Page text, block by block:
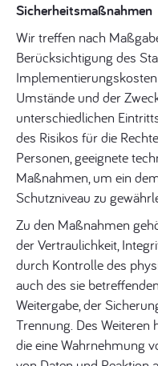
Sicherheitsmaßnahmen
Wir treffen nach
Berücksichtigung des
Umstände und der
unterschiedlichen
des Risikos für die
Personen, geeignete
Maßnahmen, um ein
Schutzniveau zu
Zu den Maßnahmen
der Vertraulichkeit,
durch Kontrolle des
auch des sie
Weitergabe, der
Trennung. Des Weiteren
die eine Wahrnehmung